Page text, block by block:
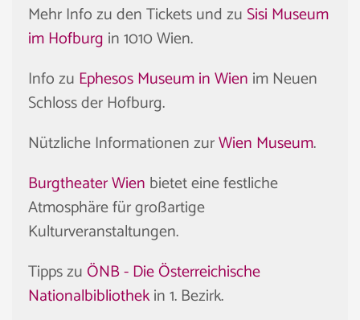
Mehr Info zu den Tickets und zuSisi Museum
im Hofburg in 1010 Wien.
Info zu Ephesos Museum in Wien im Neuen
Schloss der Hofburg.
Nützliche Informationen zurWien Museum.
Burgtheater Wien bietet eine festliche
Atmosphäre für großartige
Kulturveranstaltungen.
Tipps zuÖNB - Die Österreichische
Nationalbibliothekin 1. Bezirk.